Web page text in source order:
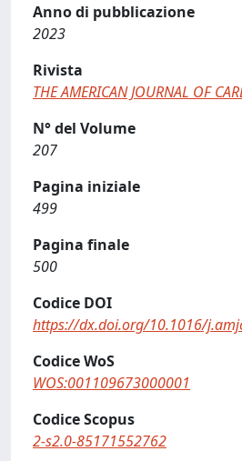
Anno di pubblicazione
2023
Rivista
THE AMERICAN JOURNAL OF
N° del Volume
207
Pagina iniziale
499
Pagina finale
500
Codice DOI
https://dx.doi.org/10.1016/
Codice WoS
WOS:001109673000001
Codice Scopus
2-s2.0-85171552762